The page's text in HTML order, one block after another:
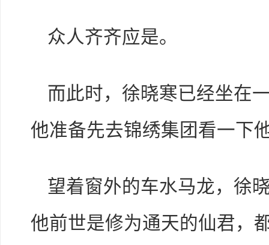
众人齐齐应是。
而此时，徐晓寒已经坐在
他准备先去锦绣集团看一下
望着窗外的车水马龙，徐
他前世是修为通天的仙君，